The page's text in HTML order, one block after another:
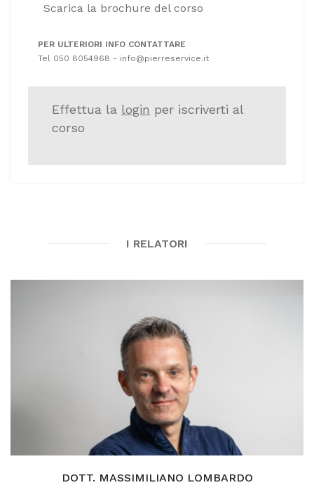
Scarica la brochure del corso
PER ULTERIORI INFO CONTATTARE
Tel 050 8054968 - info@pierreservice.it
Effettua la login per iscriverti al
corso
I RELATORI
DOTT. MASSIMILIANO LOMBARDO